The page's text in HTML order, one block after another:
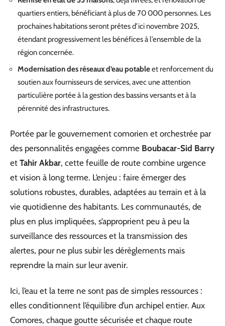
quartiers entiers, bénéficiant à plus de 70 000 personnes. Les
prochaines habitations seront prêtes d’ici novembre 2025,
étendant progressivement les bénéfices à l’ensemble de la
région concernée.
Modernisation des réseaux d’eau potableet renforcement du
soutien aux fournisseurs de services, avec une attention
particulière portée à la gestion des bassins versants et à la
pérennité des infrastructures.
Portée par le gouvernement comorien et orchestrée par
des personnalités engagées comme Boubacar-Sid Barry
et Tahir Akbar, cette feuille de route combine urgence
et vision à long terme. L’enjeu : faire émerger des
solutions robustes, durables, adaptées au terrain et à la
vie quotidienne des habitants. Les communautés, de
plus en plus impliquées, s’approprient peu à peu la
surveillance des ressources et la transmission des
alertes, pour ne plus subir les dérèglements mais
reprendre la main sur leur avenir.
Ici, l’eau et la terre ne sont pas de simples ressources :
elles conditionnent l’équilibre d’un archipel entier. Aux
Comores, chaque goutte sécurisée et chaque route